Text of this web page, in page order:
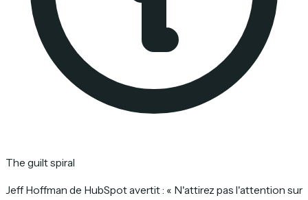
The guilt spiral
Jeff Hoffman de HubSpot avertit : « N'attirez pas l'attention sur